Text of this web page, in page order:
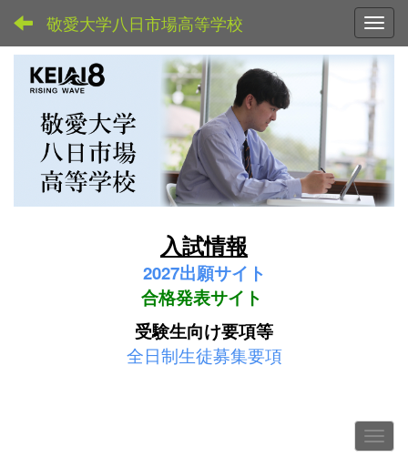
敬愛大学八日市場高等学校
入試情報
2027出願サイト
合格発表サイト
受験生向け要項等
全日制生徒募集要項